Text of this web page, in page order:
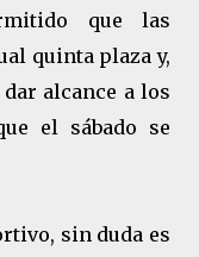
que las
quinta plaza y,
alcance a los
el sábado se
sin duda es